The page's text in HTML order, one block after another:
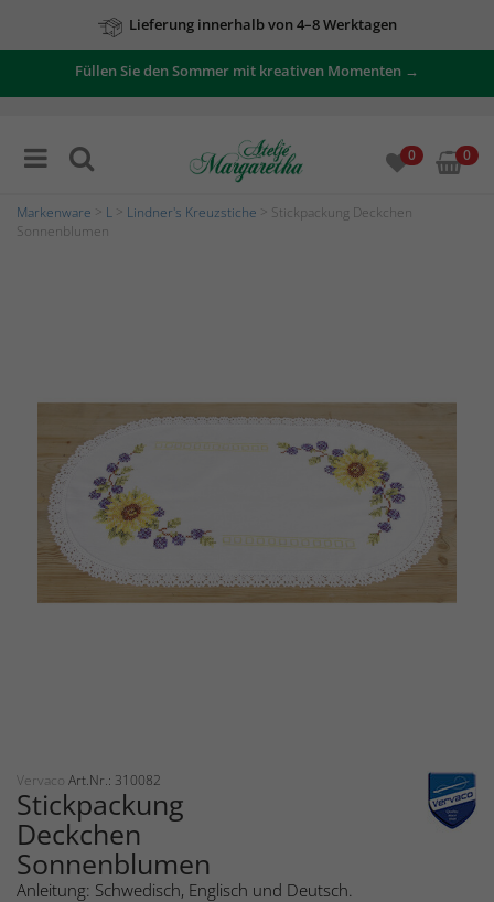
Lieferung innerhalb von 4–8 Werktagen
Füllen Sie den Sommer mit kreativen Momenten →
0 0
Markenware L Lindner's Kreuzstiche > Stickpackung Deckchen
Sonnenblumen
Vervaco Art.Nr.: 310082
Stickpackung
Deckchen
Sonnenblumen
Anleitung: Schwedisch, Englisch und Deutsch.